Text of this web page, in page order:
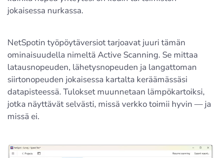
jokaisessa nurkassa.
NetSpotin työpöytäversiot tarjoavat juuri tämän
ominaisuudella nimeltä Active Scanning. Se mittaa
latausnopeuden, lähetysnopeuden ja langattoman
siirtonopeuden jokaisessa kartalta keräämässäsi
datapisteessä. Tulokset muunnetaan lämpökartoiksi,
jotka näyttävät selvästi, missä verkko toimii hyvin — ja
missä ei.